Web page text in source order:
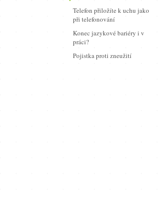
Telefon přiložíte k uchu jako
při telefonování
Konec jazykové bariéry i v
práci?
Pojistka proti zneužití